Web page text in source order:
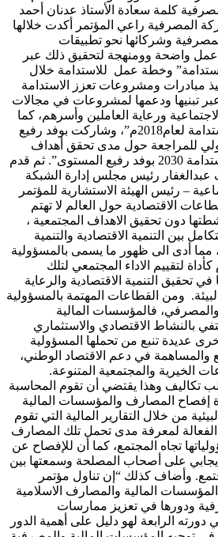
كلمة سعادة الأستاذ عدنان أحمد
المصرفية راعي المؤتمر أكدت خلالها
وشركائها نحو تطبيقات
واضحة وومنهجة لتحقيق ذلك عبر
وخطة عمل للاستدامة خلال
“2016-2020 ” لتنفيذ مبادرات ومشروعات تعزز الاستدامة
تبنيها ودعمها لمشروعات في مجالات
ورعاية العاملين وأسرهم، كما
أطلقت “تقرير البركة للاستدامة لعام2018م”، وشاركت بوفد رفيع
للمراجعة حول مدى تحقق أهداف
الأمم المتحدة للتنمية المستدامة 2030 بوفد رفيع المستوى”. ثم قدم
رئيس مجلس إدارة الشبكة
– رئيس الهيئة الاستشارية للمؤتمر
الاقتصادية حول العالم لا تهتم
دون تحقيق الاهداف المجتمعية ،
بين التنمية الاقتصادية والتنمية
مما أدى الى ظهور ما يسمى بالمسؤولية
لتقييم الاداء المجتمعي لتلك
تحقيق التنمية الاقتصادية والرعاية
ومن القطاعات المهتمة بالمسؤولية
والمصرفي، فالمؤسسات المالية
بالنشاط الاقتصادي والاستثماري
عديدة تنبع من تحملها المسؤولية
والمساهمة في دعم الاقتصاد الوطني،
الخيرية والمجتمعية المتنوعة.
تكاليف وهذا يقتضي أن تقوم المحاسبة
إفصاح المصارف والمؤسسات المالية
من خلال التقارير المالية التي تقوم
الفعالة لمعرفة مدى تحمل تلك المصارف
تجاه المجتمع، كما أن للإفصاح عن
ايجابي على أصحاب المصلحة وسمعتها بين
وأضاف كذلك “إن تناول مؤتمر
المالية والمصارف الاسلامية
ودورها في تعزيز ممارسات
الرابعة لهو دليل على أهمية الدور